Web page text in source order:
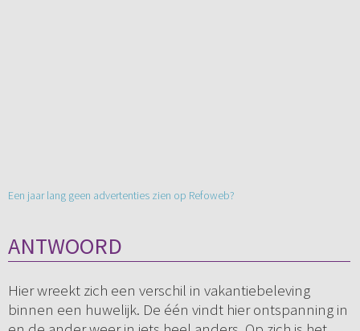
Een jaar lang geen advertenties zien op Refoweb?
ANTWOORD
Hier wreekt zich een verschil in vakantiebeleving
binnen een huwelijk. De één vindt hier ontspanning in